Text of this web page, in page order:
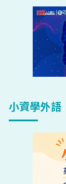
小資學外語